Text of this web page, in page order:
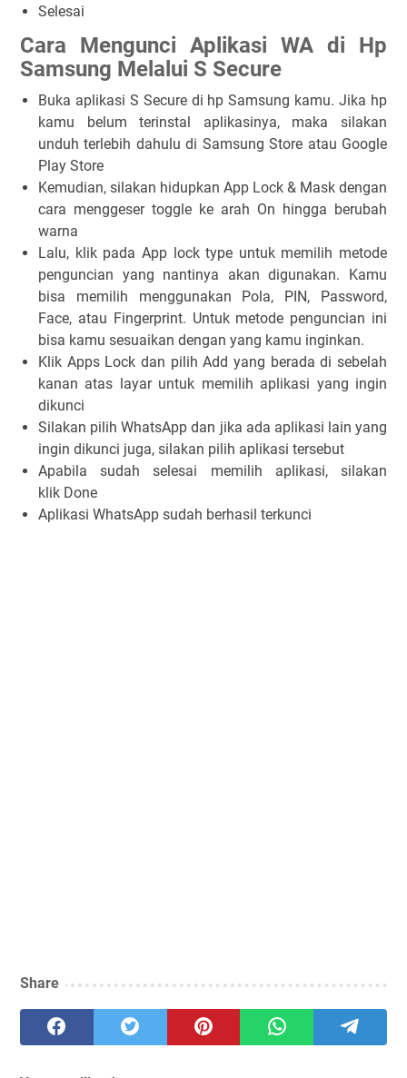
Selesai
Cara Mengunci Aplikasi WA di Hp
Samsung Melalui S Secure
Buka aplikasi S Securedi hp Samsung kamu. Jika hp
kamu belum terinstal aplikasinya, maka silakan
unduh terlebih dahulu di Samsung Store atau Google
Play Store
Kemudian, silakan hidupkan App Lock & Mask dengan
cara menggeser toggle ke arah On hingga berubah
warna
Lalu, klik pada App lock type untuk memilih metode
penguncian yang nantinya akan digunakan. Kamu
bisa memilih menggunakan Pola, PIN, Password,
Face, atau Fingerprint. Untuk metode penguncian ini
bisa kamu sesuaikan dengan yang kamu inginkan.
Klik Apps Lock dan pilihAdd yang berada di sebelah
kanan atas layar untuk memilih aplikasi yang ingin
dikunci
Silakan pilih WhatsApp dan jika ada aplikasi lain yang
ingin dikunci juga, silakan pilih aplikasi tersebut
Apabila sudah selesai memilih aplikasi, silakan
klik Done
Aplikasi WhatsApp sudah berhasil terkunci
Share